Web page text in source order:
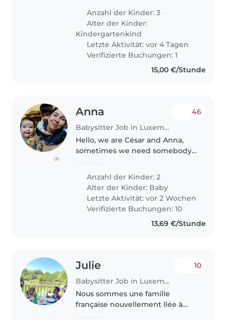
trois enfants en âge préscolaire,
juste pour les amener a l'ecole le
matin qui est à 300..
Anzahl der Kinder: 3
Alter der Kinder:
Kindergartenkind
Letzte Aktivität: vor 4 Tagen
Verifizierte Buchungen: 1
15,00 €/Stunde
(3)
Anna
Babysitter Job in Luxemburg
46
Hello, we are César and Anna,
sometimes we need somebody
(1year) and Viktor 2.5 years They
are very funny and calm. Viktor
he likes cars and Yolanda..
Anzahl der Kinder: 2
Alter der Kinder: Baby
Letzte Aktivität: vor 2 Wochen
Verifizierte Buchungen: 10
13,69 €/Stunde
Julie
Babysitter Job in Luxemburg
10
Nous sommes une famille
française nouvellement llée à